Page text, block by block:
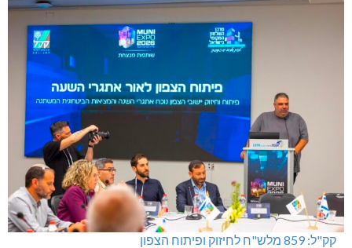
נהריה: אלימות נגד גיבורי המחאה